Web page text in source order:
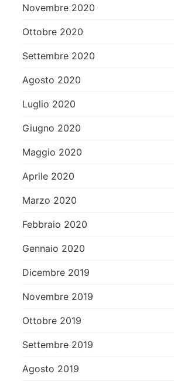
Novembre 2020
Ottobre 2020
Settembre 2020
Agosto 2020
Luglio 2020
Giugno 2020
Maggio 2020
Aprile 2020
Marzo 2020
Febbraio 2020
Gennaio 2020
Dicembre 2019
Novembre 2019
Ottobre 2019
Settembre 2019
Agosto 2019